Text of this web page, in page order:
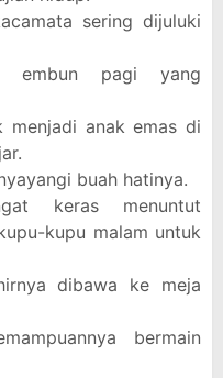
sering dijuluki
embun pagi yang
menjadi anak emas di
buah hatinya.
keras menuntut
kupu malam untuk
dibawa ke meja
bermain